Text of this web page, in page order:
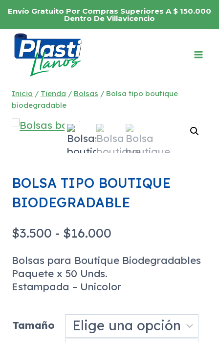
Saltar
contenido
Envío Gratuito Por Compras Superiores A $ 150.000
Dentro De Villavicencio
Inicio / Tienda / Bolsas / Bolsa tipo boutique
biodegradable
BOLSA TIPO BOUTIQUE
BIODEGRADABLE
$3.500 - $16.000
precios:
desde
hasta
$16.000
Bolsas para Boutique Biodegradables
Paquete x 50 Unds.
Estampada – Unicolor
Tamaño